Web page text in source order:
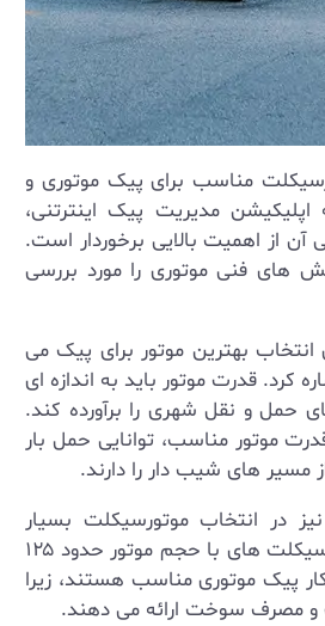
مناسب برای پیک موتوری و
مدیریت پیک اینترتنی،
آن از اهمیت بالایی برخوردار است.
های فنی موتوری را مورد بررسی
انتخاب بهترین موتور برای پیک می
کرد. قدرت موتور باید به اندازه ‌ای
حمل و نقل شهری را برآورده کند.
موتور مناسب، توانایی حمل بار
مسیر های شیب‌ دار را دارند.
در انتخاب موتورسیکلت بسیار
های با حجم موتور حدود ۱۲۵
پیک موتوری مناسب هستند، زیرا
و مصرف سوخت ارائه می ‌دهند.